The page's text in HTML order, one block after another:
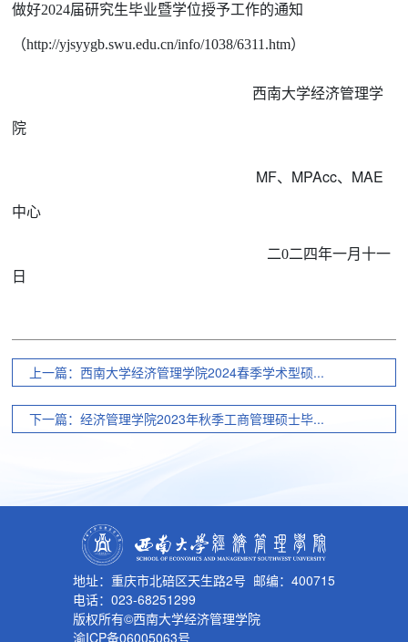
做好2024届研究生毕业暨学位授予工作的通知
（http://yjsyygb.swu.edu.cn/info/1038/6311.htm）
西南大学经济管理学
院
MF、MPAcc、 MAE
中心
二0二四年一月十一
日
上一篇：西南大学经济管理学院2024春季学术型硕...
下一篇：经济管理学院2023年秋季工商管理硕士毕...
地址：重庆市北碚区天生路2号 邮编：400715
电话：023-68251299
版权所有©西南大学经济管理学院
渝ICP备06005063号